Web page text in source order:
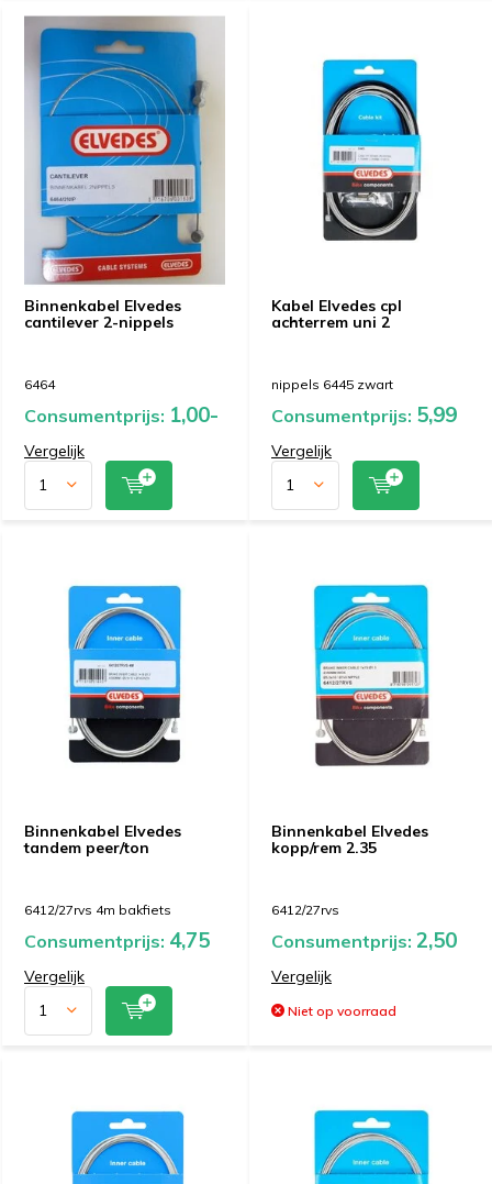
Binnenkabel Elvedes
cantilever 2-nippels
6464
Consumentprijs: 1,00-
Vergelijk
Kabel Elvedes cpl
achterrem uni 2
nippels 6445 zwart
Consumentprijs: 5,99
Vergelijk
Binnenkabel Elvedes
tandem peer/ton
6412/27rvs 4m bakfiets
Consumentprijs: 4,75
Vergelijk
Binnenkabel Elvedes
kopp/rem 2.35
6412/27rvs
Consumentprijs: 2,50
Vergelijk
Niet op voorraad